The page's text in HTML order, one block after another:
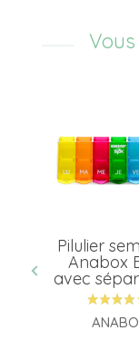
Pilulier
Anabox
avec